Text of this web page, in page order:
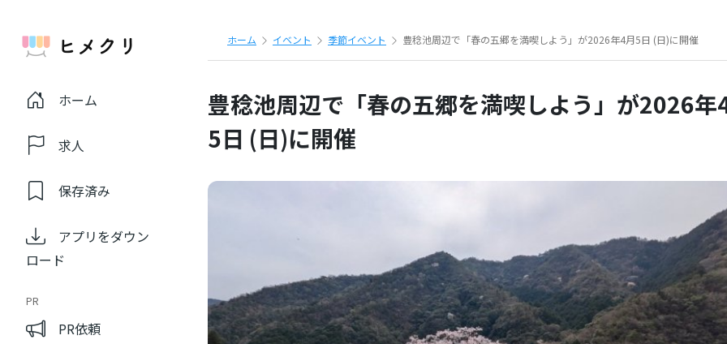
ホーム
求人
保存済み
アプリをダウン
ロード
PR
PR依頼
ホーム イベント 季節イベント 豊稔池周辺で「春の五郷を満喫しよう」が2026年4月5日 (日)に開催
豊稔池周辺で「春の五郷を満喫しよう」が2026年
5日 (日)に開催